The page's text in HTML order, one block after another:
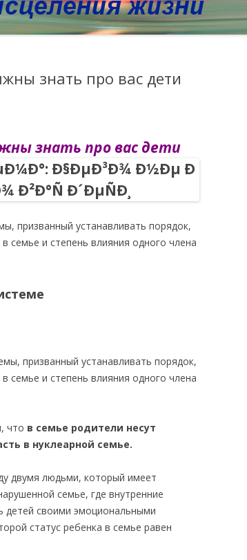
знать про вас дети
знать про вас дети
призванный устанавливать порядок,
семье и степень влияния одного члена
призванный устанавливать порядок,
семье и степень влияния одного члена
что в семье родители несут
в нуклеарной семье.
двумя людьми, который имеет
семье, где внутренние
детей своими эмоциональными
статус ребенка в семье равен